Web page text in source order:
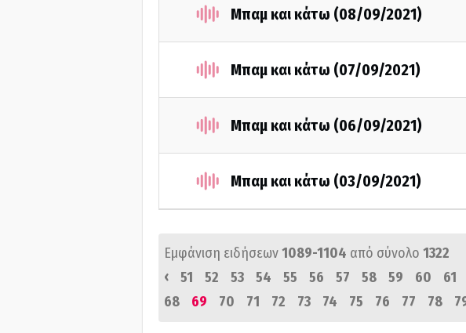
Μπαμ και κάτω (08/09/2021)
Μπαμ και κάτω (07/09/2021)
Μπαμ και κάτω (06/09/2021)
Μπαμ και κάτω (03/09/2021)
Εμφάνιση ειδήσεων1089-1104 από σύνολο 1322
‹
51 52 53 54 55 56 57 58 59 60 61
68
69 70 71 72 73 74 75 76 77 78